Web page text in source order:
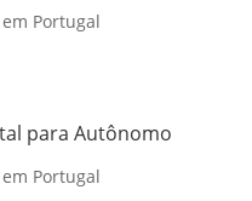
Portugal
para Autônomo
Portugal